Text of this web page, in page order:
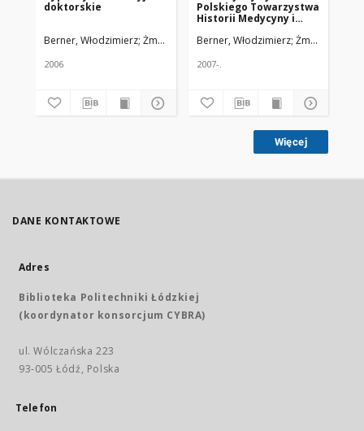
doktorskie
Berner, Włodzimierz Żmuda, Ryszard. Red. nacz.
2006
Polskiego Towarzystwa
Historii Medycyny i
Berner, Włodzimierz Żmuda,
2007-.
Więcej
DANE KONTAKTOWE
Adres
Biblioteka Politechniki Łódzkiej
(koordynator konsorcjum CYBRA)
ul. Wólczańska 223
93-005 Łódź, Polska
Telefon